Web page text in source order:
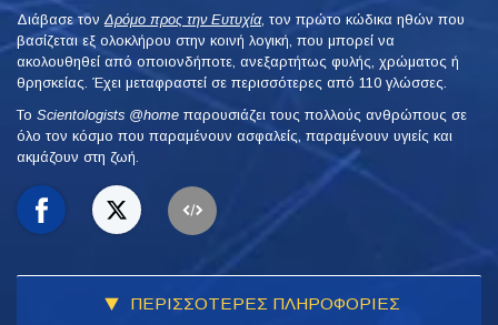
Διάβασε τονΔρόμο προς την Ευτυχία, τον πρώτο κώδικα ηθών που
βασίζεται εξ ολοκλήρου στην κοινή λογική, που μπορεί να
ακολουθηθεί από οποιονδήποτε, ανεξαρτήτως φυλής, χρώματος ή
θρησκείας. Έχει μεταφραστεί σε περισσότερες από 110 γλώσσες.
To Scientologists @home παρουσιάζει τους πολλούς ανθρώπους σε
όλο τον κόσμο που παραμένουν ασφαλείς, παραμένουν υγιείς και
ακμάζουν στη ζωή.
ΠΕΡΙΣΣΟΤΕΡΕΣ ΠΛΗΡΟΦΟΡΙΕΣ